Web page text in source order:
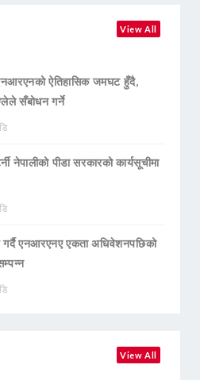
View All
ऐतिहासिक जमघट हुँदै,
सँबोधन गर्ने
नेपालीको पीडा सरकारको कार्यसूचीमा
गर्दै एनआरएनए एकता अधिवेशनपछिको
View All